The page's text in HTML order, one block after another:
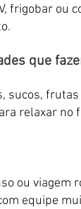
frigobar ou
que
sucos,
relaxar no
ou viagem
equipe